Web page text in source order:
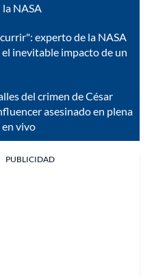
la NASA
experto de la NASA
inevitable impacto de un
del crimen de César
asesinado en plena
vivo
PUBLICIDAD